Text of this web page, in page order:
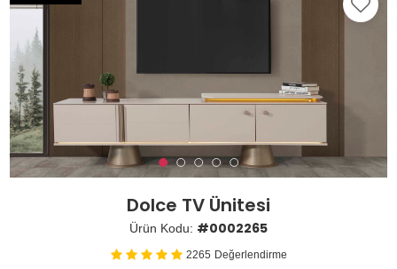
Dolce TV Ünitesi
Ürün Kodu: #0002265
2265 Değerlendirme